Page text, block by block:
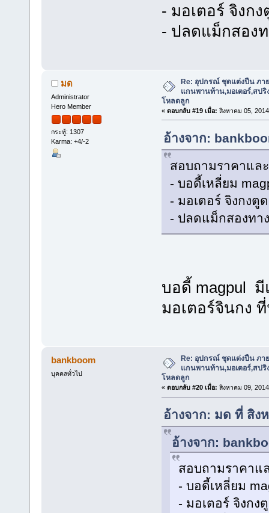
- มอเตอร์ จิงก
- ปลดแม็กสองท
มด
Administrator
Hero Member
กระทู้: 1307
Karma: +4/-2
Re: อุปกรณ์ ชุดแต่งปืน ภา
แกนพานท้าน,มอเตอร์,สปริ
โหลดลูก
« ตอบกลับ #19 เมื่อ: สิงหาคม 05,
อ้างจาก:
สอบถามราคาแล
- บอดี้เหลี่ยม
- มอเตอร์ จิงกงตู
- ปลดแม็กสองทา
บอดี้ magpul
มอเตอร์จินกง
bankboom
บุคคลทั่วไป
Re: อุปกรณ์ ชุดแต่งปืน ภา
แกนพานท้าน,มอเตอร์,สปริ
โหลดลูก
« ตอบกลับ #20 เมื่อ: สิงหาคม 09,
อ้างจาก: มด ที่ สิง
อ้างจาก:
สอบถามราคาแ
- บอดี้เหลี่ยม
- มอเตอร์ จิงกง